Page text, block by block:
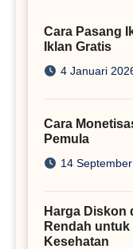
Cara Pasang
Iklan Gratis
4 Januari
Cara
Pemula
14
Harga Diskon
Rendah
Kesehatan